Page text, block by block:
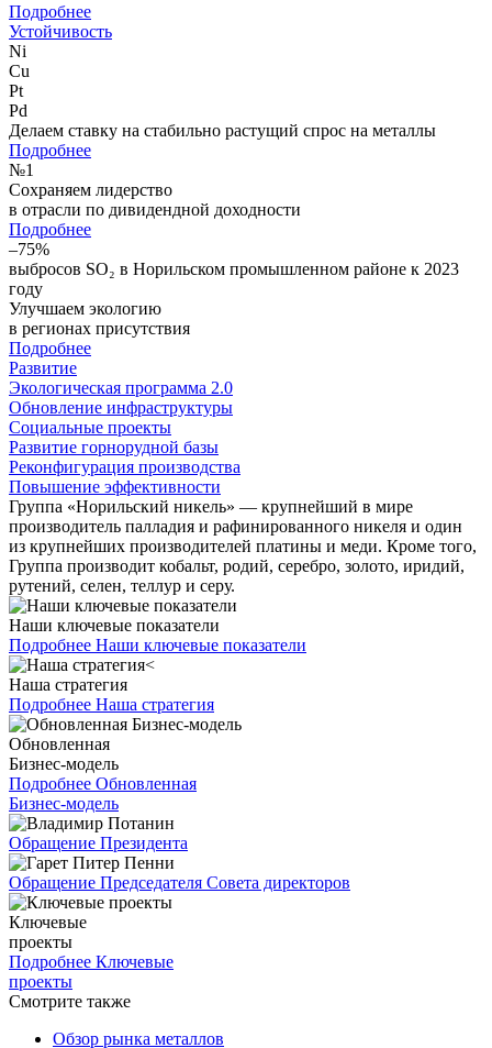
Подробнее
Устойчивость
Ni
Cu
Pt
Pd
Делаем ставку на стабильно растущий спрос на металлы
Подробнее
№1
Сохраняем лидерство
в отрасли по дивидендной доходности
Подробнее
–75%
выбросов SO₂ в Норильском промышленном районе к 2023
году
Улучшаем экологию
в регионах присутствия
Подробнее
Развитие
Экологическая программа 2.0
Обновление инфраструктуры
Социальные проекты
Развитие горнорудной базы
Реконфигурация производства
Повышение эффективности
Группа «Норильский никель» — крупнейший в мире
производитель палладия и рафинированного никеля и один
из крупнейших производителей платины и меди. Кроме того,
Группа производит кобальт, родий, серебро, золото, иридий,
рутений, селен, теллур и серу.
Наши ключевые показатели
Подробнее Наши ключевые показатели
Наша стратегия
Подробнее Наша стратегия
Обновленная
Бизнес-модель
Подробнее Обновленная
Бизнес-модель
Обращение Президента
Обращение Председателя Совета директоров
Ключевые
проекты
Подробнее Ключевые
проекты
Смотрите также
Обзор рынка металлов